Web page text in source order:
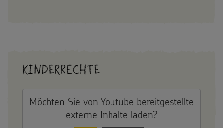
Kinderrechte
Möchten Sie von Youtube bereitgestellte
externe Inhalte laden?